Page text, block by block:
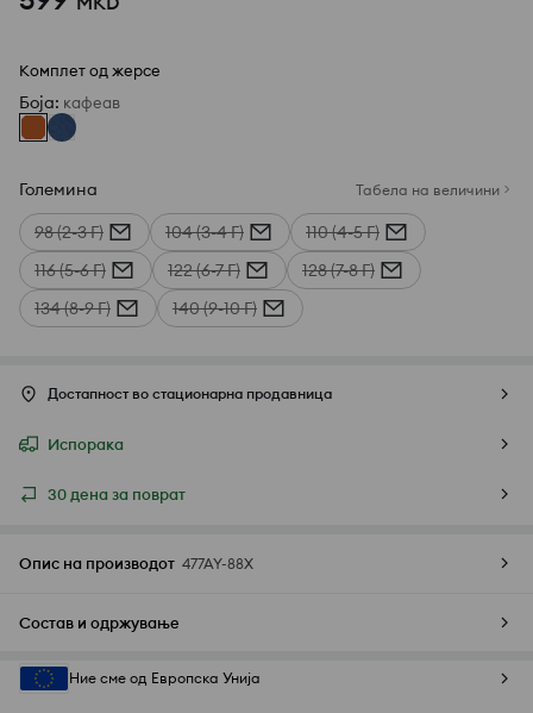
Комплет од жерсе
Боја: кафеав
Големина Табела на величини
98 (2-3 Г) 104 (3-4 Г)
110 (4-5 Г)
116 (5-6 Г)
122 (6-7 Г)
128 (7-8 Г)
134 (8-9 Г)
140 (9-10 Г)
Достапност во стационарна продавница
Испорака
30 дена за поврат
Опис на производот 477AY-88X
Состав и одржување
Ние сме од Европска Унија